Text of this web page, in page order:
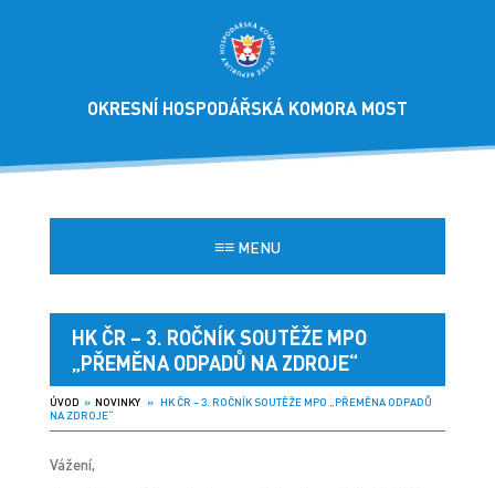
OKRESNÍ HOSPODÁŘSKÁ KOMORA MOST
≡≡MENU
HK ČR – 3. ROČNÍK SOUTĚŽE MPO
„PŘEMĚNA ODPADŮ NA ZDROJE“
ÚVOD » NOVINKY» HK ČR – 3. ROČNÍK SOUTĚŽE MPO „PŘEMĚNA ODPADŮ
NA ZDROJE“
Vážení,